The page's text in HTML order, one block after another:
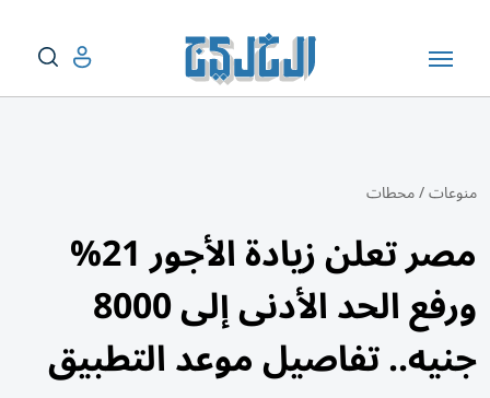
منوعات/محطات
مصر تعلن زيادة الأجور 21%
ورفع الحد الأدنى إلى 8000
جنيه.. تفاصيل موعد التطبيق